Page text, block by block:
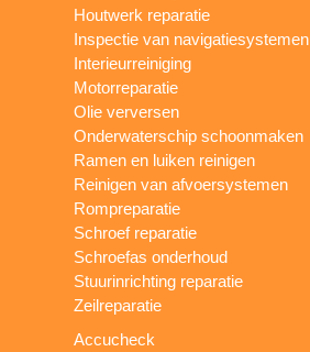
Houtwerk reparatie
Inspectie van navigatiesystemen
Interieurreiniging
Motorreparatie
Olie verversen
Onderwaterschip schoonmaken
Ramen en luiken reinigen
Reinigen van afvoersystemen
Rompreparatie
Schroef reparatie
Schroefas onderhoud
Stuurinrichting reparatie
Zeilreparatie
Accucheck